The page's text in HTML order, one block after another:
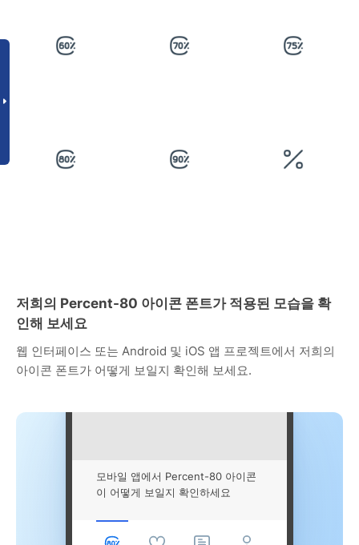
저희의 Percent-80 아이콘 폰트가 적용된 모습을 확
인해 보세요
웹 인터페이스 또는 Android 및 iOS 앱 프로젝트에서 저희의
아이콘 폰트가 어떻게 보일지 확인해 보세요.
모바일 앱에서 Percent-80 아이콘
이 어떻게 보일지 확인하세요